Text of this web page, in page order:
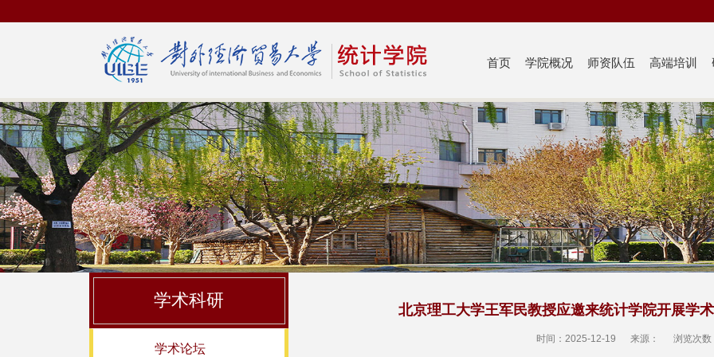
首页 学院概况 师资队伍 高端培训
学术科研
学术论坛
北京理工大学王军民教授应邀来统计学院开展学
时间：2025-12-19 来源： 浏览次数